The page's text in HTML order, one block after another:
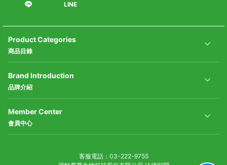
LINE
Product Categories
商品目錄
Brand Introduction
品牌介紹
Member Center
會員中心
客服電話
03-222-9755